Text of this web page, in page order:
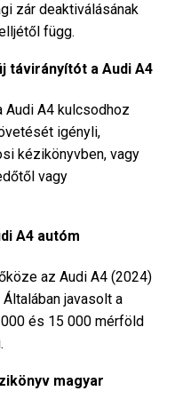
zár deaktiválásának
függ.
távirányítót a Audi A4
Audi A4 kulcsodhoz
igényli,
kézikönyvben, vagy
vagy
A4 autóm
az Audi A4 (2024)
javasolt a
és 15 000 mérföld
magyar